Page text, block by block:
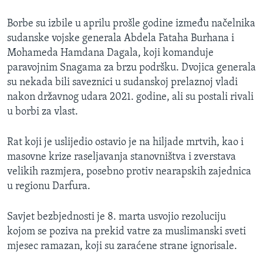
Borbe su izbile u aprilu prošle godine između načelnika
sudanske vojske generala Abdela Fataha Burhana i
Mohameda Hamdana Dagala, koji komanduje
paravojnim Snagama za brzu podršku. Dvojica generala
su nekada bili saveznici u sudanskoj prelaznoj vladi
nakon državnog udara 2021. godine, ali su postali rivali
u borbi za vlast.
Rat koji je uslijedio ostavio je na hiljade mrtvih, kao i
masovne krize raseljavanja stanovništva i zverstava
velikih razmjera, posebno protiv nearapskih zajednica
u regionu Darfura.
Savjet bezbjednosti je 8. marta usvojio rezoluciju
kojom se poziva na prekid vatre za muslimanski sveti
mjesec ramazan, koji su zaraćene strane ignorisale.